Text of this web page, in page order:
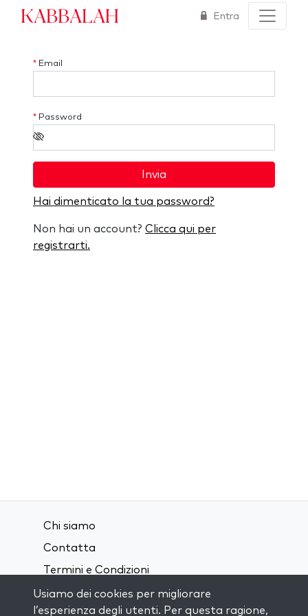
Kabbalah Entra
* Email
* Password
Invia
Hai dimenticato la tua password?
Non hai un account? Clicca qui per
registrarti.
Chi siamo
Contatta
Termini e Condizioni
Privacy Policy
Usiamo dei cookies per migliorare
l’esperienza degli utenti. Per questa ragione,